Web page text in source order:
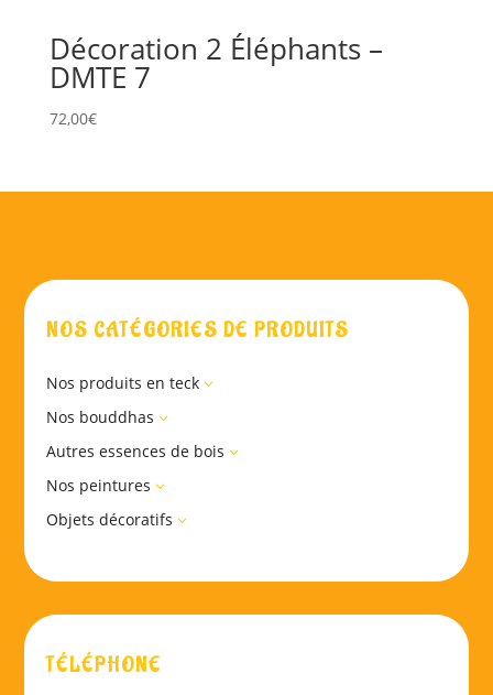
Décoration 2 Éléphants –
DMTE 7
72,00€
NOS CATÉGORIES DE PRODUITS
Nos produits en teck 3
Nos bouddhas 3
Autres essences de bois 3
Nos peintures 3
Objets décoratifs 3
TÉLÉPHONE